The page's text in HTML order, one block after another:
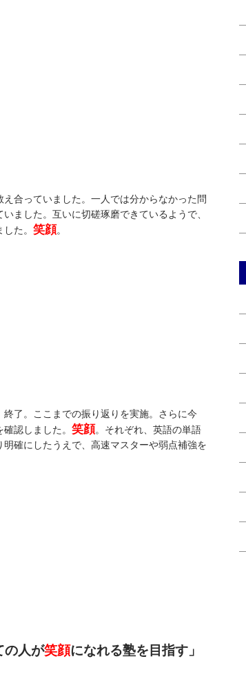
合っていました。一人では分からなかった問
ました。互いに切磋琢磨できているようで、
した。笑顔。
了。ここまでの振り返りを実施。さらに今
確認しました。笑顔。それぞれ、英語の単語
確にしたうえで、高速マスターや弱点補強を
の人が笑顔になれる塾を目指す」